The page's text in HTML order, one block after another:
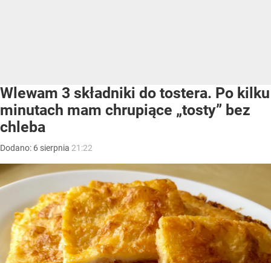
Wlewam 3 składniki do tostera. Po kilku
minutach mam chrupiące „tosty” bez
chleba
Dodano: 6 sierpnia 21:22